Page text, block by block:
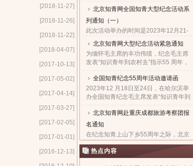
[2018-11-27]
[2018-11-26]
[2018-11-22]
[2018-04-07]
[2017-10-13]
[2017-05-02]
[2017-04-14]
[2017-03-27]
[2017-02-05]
[2017-01-01]
[2016-12-13]
日组织“赴河南旅游考察团”，热烈欢迎广
大知青朋友与亲朋好友们，都能一起来
参加这次极有意义的旅游考察活动。...
北京知青网全国知青大型纪念活动系
列通知（一）
此次活动举办的时间是2023年12月21-
28日。报名的截止日期是2023年12月5
日。因需提前订票，故望准备参加此次
活动的知青朋友一定要尽快抓紧时间报
名。...
北京知青网大型纪念活动紧急通知
为缅怀毛主席的丰功伟绩，纪念毛主席
发表“知识青年到农村去”指示55 周年，
北京知青网、北京知青文化研究会决定
于 2023年12 月21日至27日，在西安举
办隆重的知青纪念大型系......
全国知青纪念55周年活动邀请函
2023年12 月18日至24日，在哈尔滨举
办全国知青纪念毛主席发表“知识青年到
农村去”指示55周年暨毛主席诞辰130周
年大型系列活动，组委会热烈欢迎全国
知青及亲友们积极踊跃报......
北京知青网赴重庆成都旅游考察团报
名通知
在纪念知青上山下乡55周年之际，北京
知青网经与重庆成都知青组织商议决
定，在10月24日组织“赴重庆成都旅游考
察”活动。热烈欢迎知青朋友与所有亲朋
热点内容